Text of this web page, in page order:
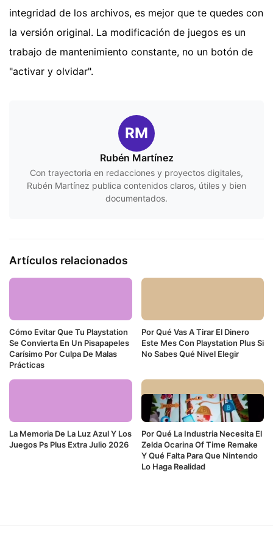
integridad de los archivos, es mejor que te quedes con
la versión original. La modificación de juegos es un
trabajo de mantenimiento constante, no un botón de
"activar y olvidar".
RM
Rubén Martínez
Con trayectoria en redacciones y proyectos digitales,
Rubén Martínez publica contenidos claros, útiles y bien
documentados.
Artículos relacionados
Cómo Evitar Que Tu Playstation
Se Convierta En Un Pisapapeles
Carísimo Por Culpa De Malas
Prácticas
Por Qué Vas A Tirar El Dinero
Este Mes Con Playstation Plus Si
No Sabes Qué Nivel Elegir
La Memoria De La Luz Azul Y Los
Juegos Ps Plus Extra Julio 2026
Por Qué La Industria Necesita El
Zelda Ocarina Of Time Remake
Y Qué Falta Para Que Nintendo
Lo Haga Realidad